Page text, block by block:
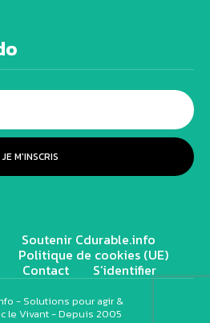
JE M'INSCRIS
Soutenir Cdurable.info
Politique de cookies (UE)
Contact S’identifier
- Solutions pour agir &
le Vivant - Depuis 2005